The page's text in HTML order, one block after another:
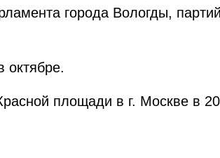
города Вологды,
октябре.
площади в г. Москве в